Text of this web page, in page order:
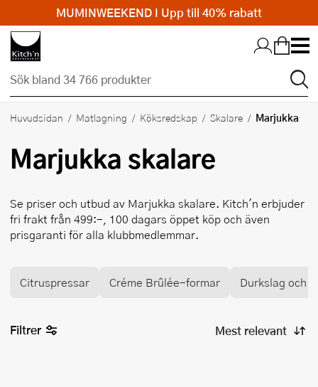
Hopp till huvudinnehållet
Huvudsidan Matlagning Köksredskap Skalare Marjukka
Marjukka skalare
Se priser och utbud av Marjukka skalare. Kitch'n erbjuder
fri frakt från 499:-, 100 dagars öppet köp och även
prisgaranti för alla klubbmedlemmar.
Citruspressar Créme Brûlée-formar Durkslag och
Filtrer
MUMINWEEKEND I Upp till 40% rabatt